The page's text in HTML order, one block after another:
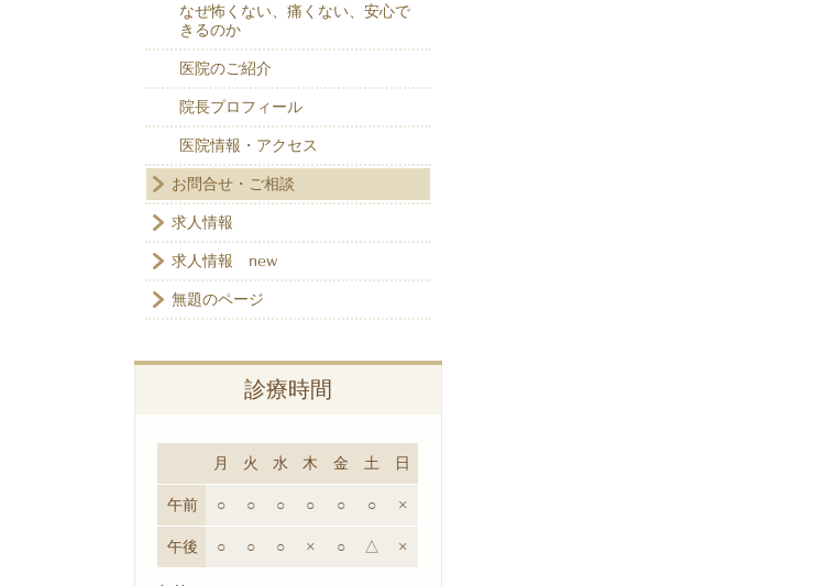
なぜ怖くない、痛くない、安心で
きるのか
医院のご紹介
院長プロフィール
医院情報・アクセス
お問合せ・ご相談
求人情報
求人情報 new
無題のページ
診療時間
月 火 水 木 金 土 日
午前 ○ ○ ○ ○ ○ ○ ×
午後 ○ ○ ○ × ○ △ ×